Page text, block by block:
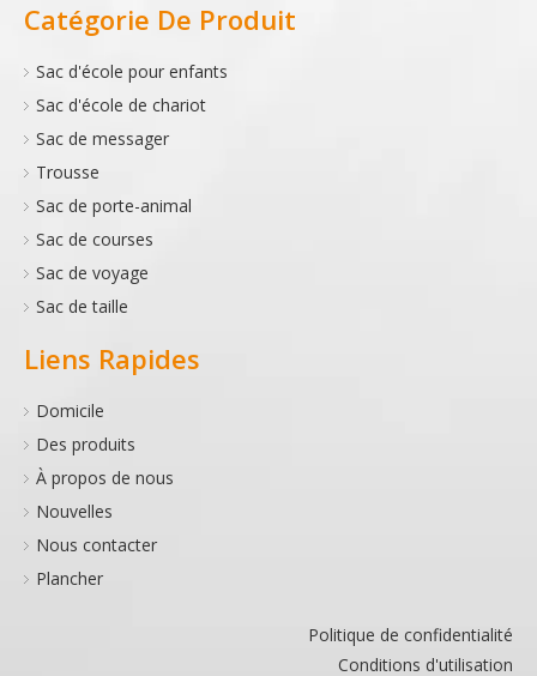
Catégorie De Produit
Sac d'école pour enfants
Sac d'école de chariot
Sac de messager
Trousse
Sac de porte-animal
Sac de courses
Sac de voyage
Sac de taille
Liens Rapides
Domicile
Des produits
À propos de nous
Nouvelles
Nous contacter
Plancher
Politique de confidentialité
Conditions d'utilisation